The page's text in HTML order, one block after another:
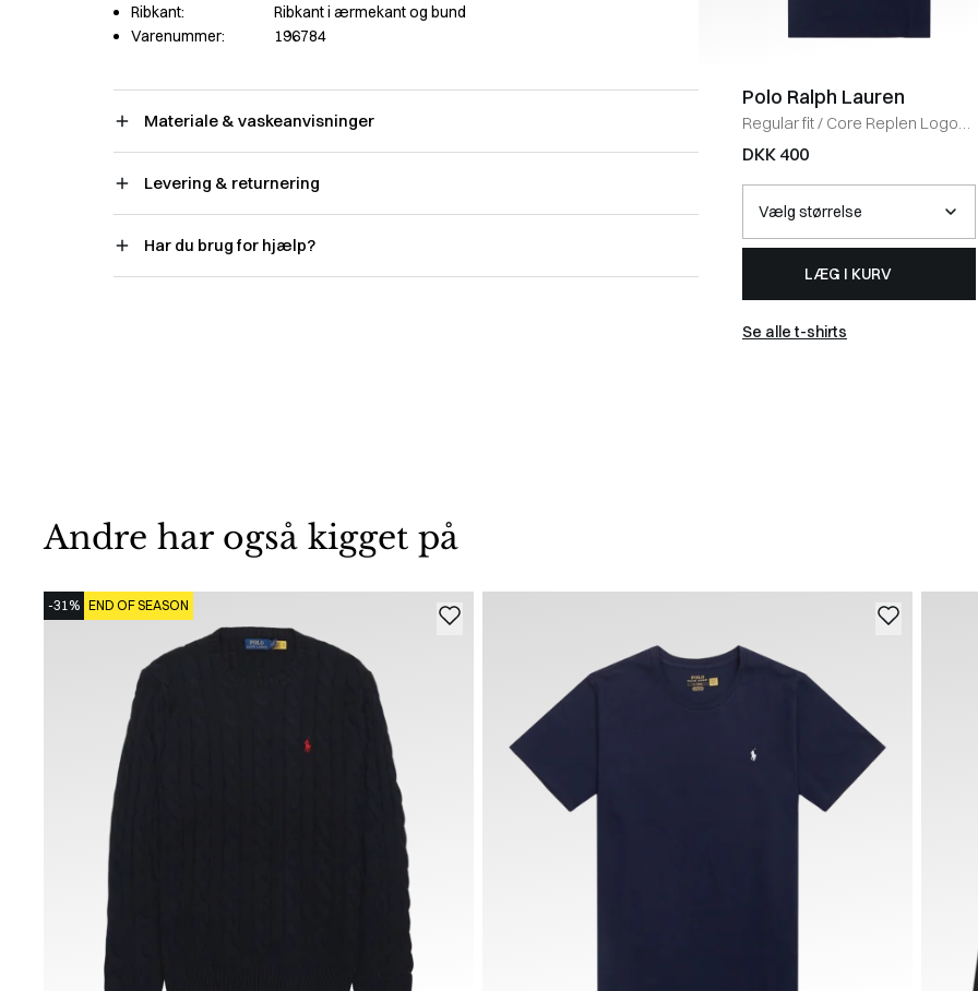
Ribkant:
Ribkant i ærmekant og bund
Varenummer:
196784
Materiale & vaskeanvisninger
Levering & returnering
Har du brug for hjælp?
Polo Ralph Lauren
Regular fit/ Core Replen Logo
Tee / NAVY
DKK 400
LÆG I KURV
Se alle t-shirts
Andre har også kigget på
-31% END OF SEASON